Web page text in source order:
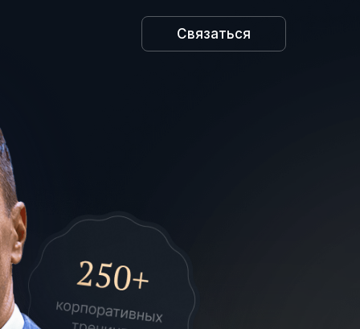
Связаться